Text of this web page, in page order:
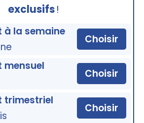
exclusifs!
à la semaine
Choisir
mensuel
Choisir
trimestriel
Choisir